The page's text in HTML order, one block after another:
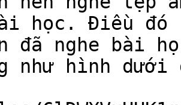
học. Điều đó
đã nghe bài
như hình dưới